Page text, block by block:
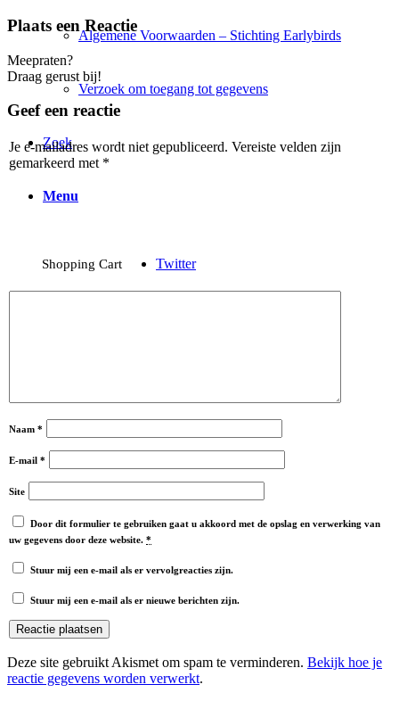
Algemene Voorwaarden – Stichting Earlybirds
Verzoek om toegang tot gegevens
Zoek
Menu
Shopping Cart Twitter
Plaats een Reactie
Meepraten?
Draag gerust bij!
Geef een reactie
Je e-mailadres wordt niet gepubliceerd. Vereiste velden zijn
gemarkeerd met *
Naam *
E-mail *
Site
Door dit formulier te gebruiken gaat u akkoord met de opslag en verwerking van
uw gegevens door deze website. *
Stuur mij een e-mail als er vervolgreacties zijn.
Stuur mij een e-mail als er nieuwe berichten zijn.
Deze site gebruikt Akismet om spam te verminderen. Bekijk hoe je
reactie gegevens worden verwerkt.